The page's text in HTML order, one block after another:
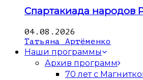
Спартакиада народов
04.08.2026
Татьяна Артёменко
Наши программы
Архив программ
70 лет с